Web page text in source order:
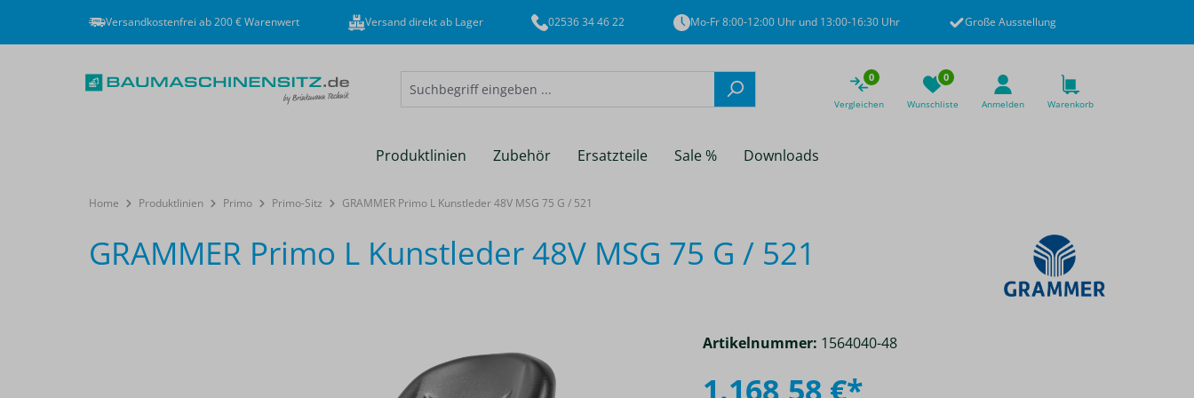
Versandkostenfrei ab 200 € Warenwert Versand direkt ab Lager 02536 34 46 22 Mo-Fr 8:00-12:00 Uhr und 13:00-16:30 Uhr Große Ausstellung
0
Vergleichen
0
Wunschliste Anmelden Warenkorb
Produktlinien Zubehör Ersatzteile Sale % Downloads
Home Produktlinien Primo Primo-Sitz GRAMMER Primo L Kunstleder 48V MSG 75 G / 521
GRAMMER Primo L Kunstleder 48V MSG 75 G / 521
Artikelnummer: 1564040-48